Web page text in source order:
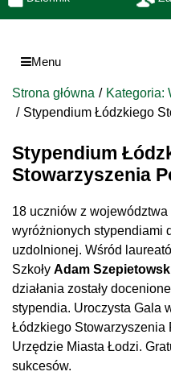
Menu
Strona główna
Kategoria:
Stypendium Łódzkiego
Stypendium
Stowarzyszenia
18 uczniów z województwa
wyróżnionych stypendiami
uzdolnionej. Wśród
Szkoły Adam
działania zostały
stypendia. Uroczysta Gala
Łódzkiego Stowarzyszenia
Urzędzie Miasta Łodzi.
sukcesów.